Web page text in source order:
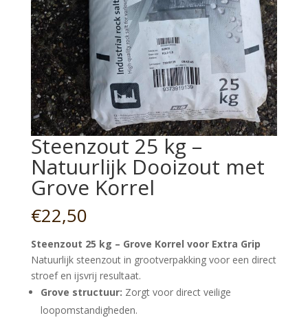
Steenzout 25 kg –
Natuurlijk Dooizout met
Grove Korrel
€22,50
Steenzout 25 kg – Grove Korrel voor Extra Grip
Natuurlijk steenzout in grootverpakking voor een direct
stroef en ijsvrij resultaat.
Grove structuur: Zorgt voor direct veilige
loopomstandigheden.